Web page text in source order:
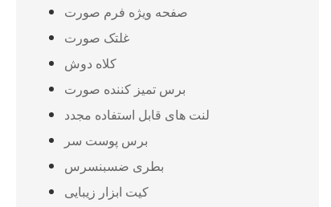
صفحه ویژه فرم صورت
غلتک صورت
کلاه دوش
برس تمیز کننده صورت
لنت های قابل استفاده مجدد
برس پوست سر
بطری ضسبنسرس
کیت ابزار زیبایی